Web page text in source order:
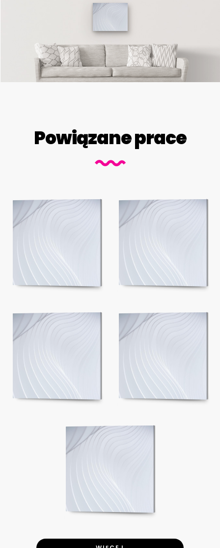
Powiązane prace